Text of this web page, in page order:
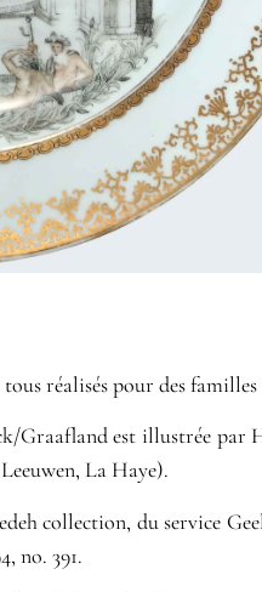
réalisés pour des
Graafland est illustrée par
La Haye).
collection, du service
no. 391.